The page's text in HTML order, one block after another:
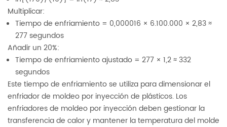
Multiplicar:
Tiempo de enfriamiento = 0,000016 × 6.100.000 × 2,83 ≈
277 segundos
Añadir un 20%:
Tiempo de enfriamiento ajustado = 277 × 1,2 ≈ 332
segundos
Este tiempo de enfriamiento se utiliza para dimensionar el
enfriador de moldeo por inyección de plásticos. Los
enfriadores de moldeo por inyección deben gestionar la
transferencia de calor y mantener la temperatura del molde